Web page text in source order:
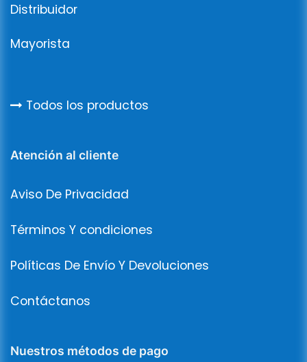
Distribuidor
Mayorista
Todos los productos
Atención al cliente
Aviso De Privacidad
Términos Y condiciones
Políticas De Envío Y Devoluciones
Contáctanos
Nuestros métodos de pago